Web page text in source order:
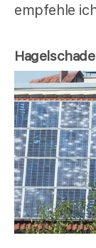
empfehle